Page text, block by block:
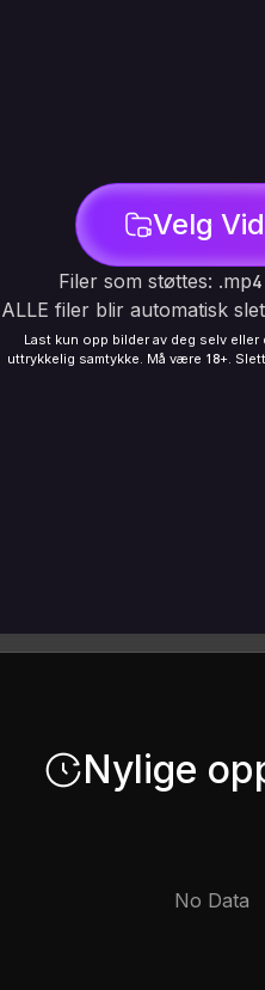
Velg
Filer som støttes:
ALLE filer blir automatisk
Last kun opp bilder av deg selv eller
uttrykkelig samtykke. Må være 18+.
Nylige